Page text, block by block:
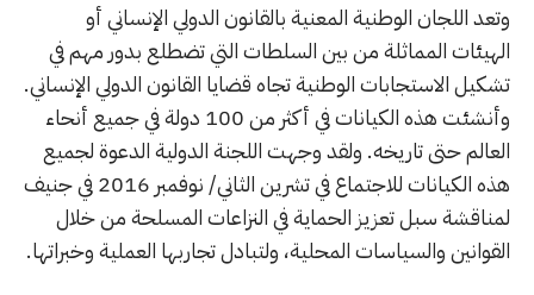
وتعد اللجان الوطنية المعنية بالقانون الدولي الإنساني أو
الهيئات المماثلة من بين السلطات التي تضطلع بدور مهم في
تشكيل الاستجابات الوطنية تجاه قضايا القانون الدولي الإنساني.
وأنشئت هذه الكيانات في أكثر من 100 دولة في جميع أنحاء
العالم حتى تاريخه. ولقد وجهت اللجنة الدولية الدعوة لجميع
هذه الكيانات للاجتماع في تشرين الثاني/ نوفمبر 2016 في جنيف
لمناقشة سبل تعزيز الحماية في النزاعات المسلحة من خلال
القوانين والسياسات المحلية، ولتبادل تجاربها العملية وخبراتها.